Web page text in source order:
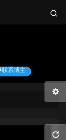
联系博主